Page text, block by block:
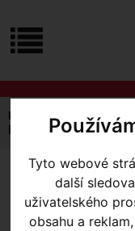
Tyto webové
další
uživatelského
obsahu a
Úvodní strana
ERGON GRIPY GP2
ERGON
Velikost L